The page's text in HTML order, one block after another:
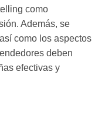
como
Además, se
como los aspectos
deben
efectivas y